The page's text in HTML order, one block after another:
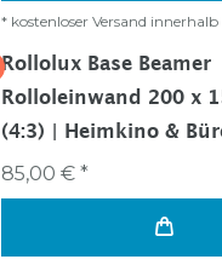
* kostenloser Versand
Rollolux Base Beamer
Rolloleinwand 200 x
(4:3) | Heimkino &
85,00 € *